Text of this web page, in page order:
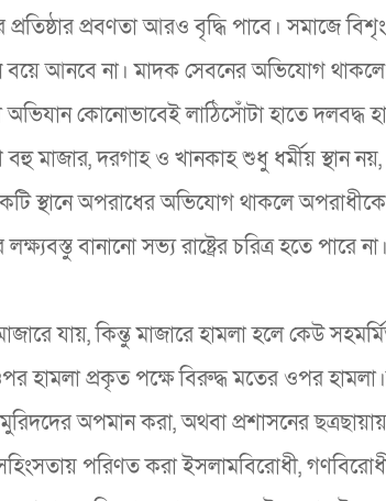
প্রবণতা আরও বৃদ্ধি পাবে। সমাজে
বয়ে আনবে না। মাদক সেবনের অভিযোগ
কোনোভাবেই লাঠিসোঁটা হাতে দলবদ্ধ
বহু মাজার, দরগাহ ও খানকাহ শুধু ধর্মীয় স্থান
স্থানে অপরাধের অভিযোগ থাকলে অপরাধীকে
বানানো সভ্য রাষ্ট্রের চরিত্র হতে পারে না।
যায়, কিন্তু মাজারে হামলা হলে কেউ
হামলা প্রকৃত পক্ষে বিরুদ্ধ মতের ওপর
অপমান করা, অথবা প্রশাসনের
পরিণত করা ইসলামবিরোধী,